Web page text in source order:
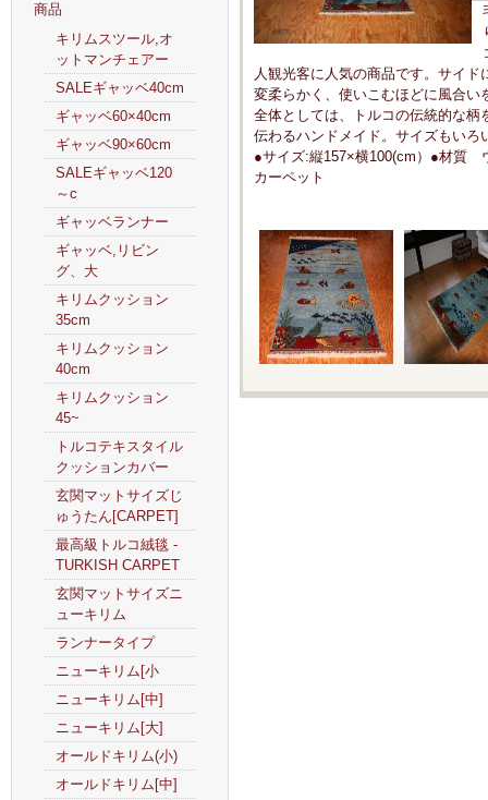
商品
キリムスツール,オ
ットマンチェアー
SALEギャッベ40cm
ギャッベ60×40cm
ギャッベ90×60cm
SALEギャッベ120
～c
ギャッベランナー
ギャッベ,リビン
グ、大
キリムクッション
35cm
キリムクッション
40cm
キリムクッション
45~
トルコテキスタイル
クッションカバー
玄関マットサイズじ
ゅうたん[CARPET]
最高級トルコ絨毯 -
TURKISH CARPET
玄関マットサイズニ
ューキリム
ランナータイプ
ニューキリム[小
ニューキリム[中]
ニューキリム[大]
オールドキリム(小)
オールドキリム[中]
人観光客に人気の商品です。サイ
変柔らかく、使いこむほどに風合
全体としては、トルコの伝統的な
伝わるハンドメイド。サイズもい
●サイズ:縦157×横100(cm）●材質
カーペット